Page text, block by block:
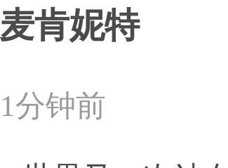
肯妮特
分钟前